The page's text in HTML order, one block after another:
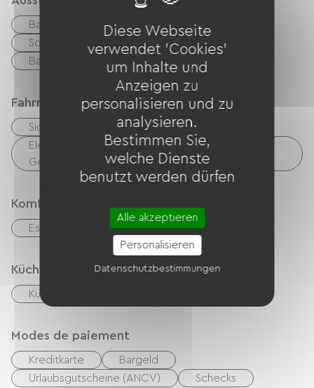
Balkon / Terrasse
Kostenloses WLAN
Schlafsaal / Mehrbettzimmer
Badezimmer mit Dusche
Kessel
Fahrradannahme
Sicherer Fahrradunterstand
Elektrische Ladestation (für E-Bike-Akkus, GPS-
Geräte usw.)
Komfort
Essbereich im Freien
Küche
Küche
Modes de paiement
Kreditkarte
Bargeld
Urlaubsgutscheine (ANCV)
Schecks
Diese Webseite
verwendet 'Cookies'
um Inhalte und
Anzeigen zu
personalisieren und zu
analysieren.
Bestimmen Sie,
welche Dienste
benutzt werden dürfen
Alle akzeptieren
Personalisieren
Datenschutzbestimmungen